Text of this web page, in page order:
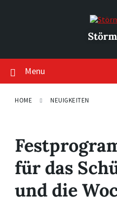
Menu
HOME NEUIGKEITEN
für das
und die